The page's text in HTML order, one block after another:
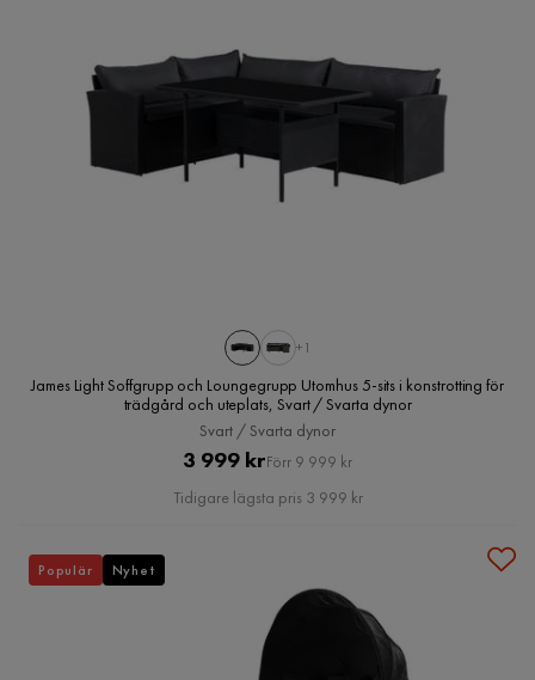
+1
James Light Soffgrupp och Loungegrupp Utomhus 5-sits i konstrotting för
trädgård och uteplats, Svart / Svarta dynor
Svart / Svarta dynor
Pris
3 999 krOriginal
Pris
Förr 9 999 kr
Tidigare lägsta pris 3 999 kr
Populär Nyhet